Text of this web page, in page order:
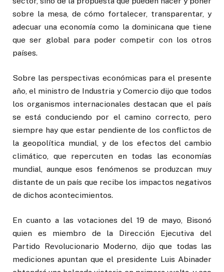
sobre la mesa, de cómo fortalecer, transparentar, y
adecuar una economía como la dominicana que tiene
que ser global para poder competir con los otros
países.
Sobre las perspectivas económicas para el presente
año, el ministro de Industria y Comercio dijo que todos
los organismos internacionales destacan que el país
se está conduciendo por el camino correcto, pero
siempre hay que estar pendiente de los conflictos de
la geopolítica mundial, y de los efectos del cambio
climático, que repercuten en todas las economías
mundial, aunque esos fenómenos se produzcan muy
distante de un país que recibe los impactos negativos
de dichos acontecimientos.
En cuanto a las votaciones del 19 de mayo, Bisonó
quien es miembro de la Dirección Ejecutiva del
Partido Revolucionario Moderno, dijo que todas las
mediciones apuntan que el presidente Luis Abinader